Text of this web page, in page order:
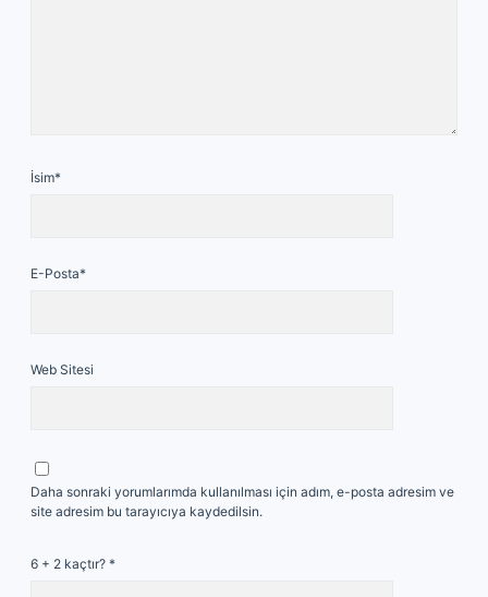
İsim*
E-Posta*
Web Sitesi
Daha sonraki yorumlarımda kullanılması için adım, e-posta adresim ve
site adresim bu tarayıcıya kaydedilsin.
6 + 2 kaçtır? *